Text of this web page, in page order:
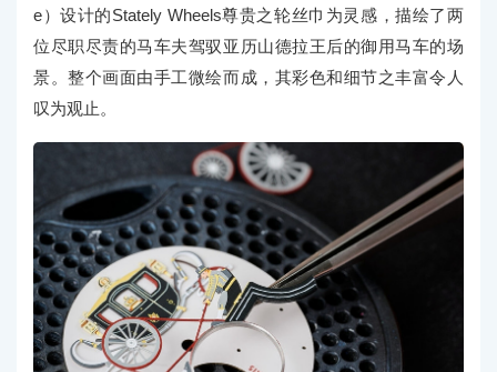
e）设计的Stately Wheels尊贵之轮丝巾为灵感，描绘了两
位尽职尽责的马车夫驾驭亚历山德拉王后的御用马车的场
景。整个画面由手工微绘而成，其彩色和细节之丰富令人
叹为观止。